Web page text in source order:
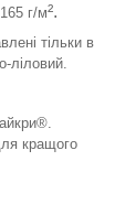
г/м².
тільки в
ліловий.
кращого